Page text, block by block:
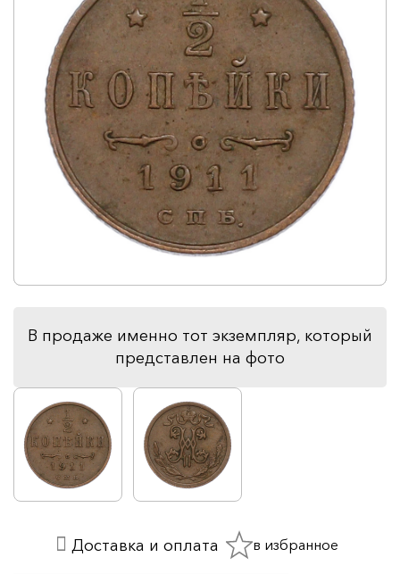
В продаже именно тот экземпляр, который
представлен на фото
Доставка и оплата в избранное